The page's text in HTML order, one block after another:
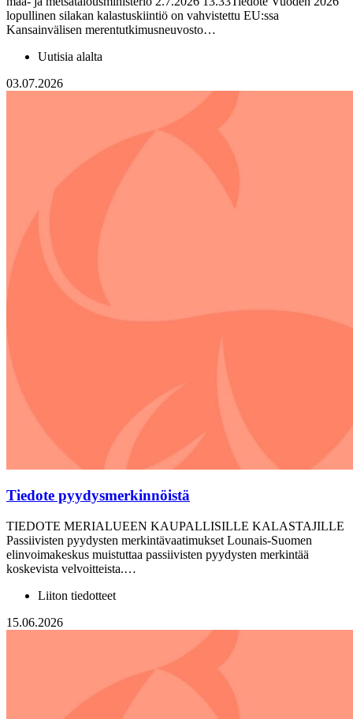
lopullinen silakan kalastuskiintiö on vahvistettu EU:ssa
Kansainvälisen merentutkimusneuvosto…
Uutisia alalta
03.07.2026
Tiedote pyydysmerkinnöistä
TIEDOTE MERIALUEEN KAUPALLISILLE KALASTAJILLE
Passiivisten pyydysten merkintävaatimukset Lounais-Suomen
elinvoimakeskus muistuttaa passiivisten pyydysten merkintää
koskevista velvoitteista.…
Liiton tiedotteet
15.06.2026